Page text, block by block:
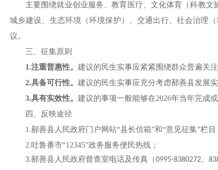
主要围绕就业创业服务、教育医疗、文化体育（科教
城乡建设、生态环境（环境保护）、交通出行、社会治理
议。
三、征集原则
1.注重普惠性。建议的民生实事应紧紧围绕群众普遍关
2.具备可行性。建议的民生实事应充分考虑鄯善县发展
3.具有实效性。建议的事项一般能够在2026年当年完成
四、反映途径
1.鄯善县人民政府门户网站“县长信箱”和“意见征集”栏目
2.吐鲁番市“12345”政务服务便民热线；
3.鄯善县人民政府督查室电话及传真（0995-8380272、